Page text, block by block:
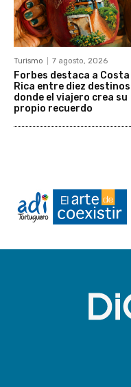
Turismo 7 agosto, 2026
Forbes destaca a Costa
Rica entre diez destinos
donde el viajero crea su
propio recuerdo